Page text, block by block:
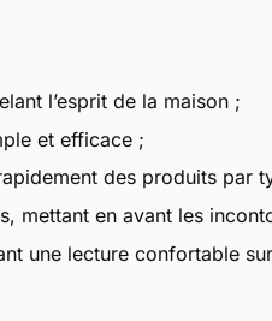
l’esprit de la maison ;
et efficace ;
des produits par
mettant en avant les
une lecture confortable